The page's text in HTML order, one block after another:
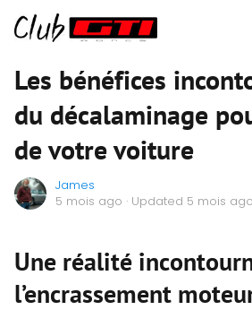
Les bénéfices
du décalaminage
de votre voiture
James
5 mois ago · Updated 5 mois ago
Une réalité
l’encrassement